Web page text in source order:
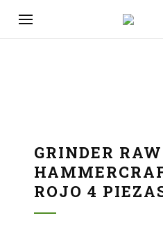
GRINDER RAW
ROJO 4